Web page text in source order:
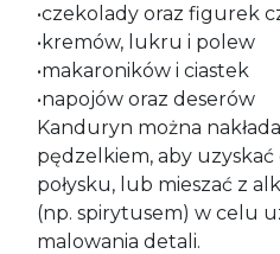
•czekolady oraz figurek
•kremów, lukru i polew
•makaroników i ciastek
•napojów oraz deserów
Kanduryn można
pędzelkiem, aby
połysku, lub mieszać z
(np. spirytusem) w celu
malowania detali.